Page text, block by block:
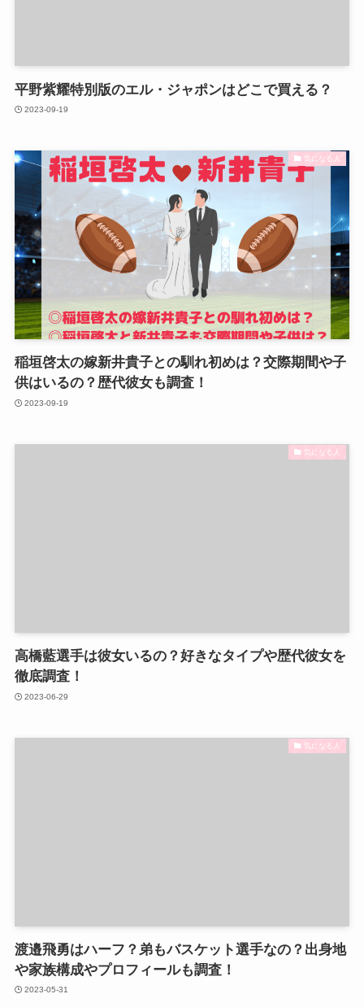
平野紫耀特別版のエル・ジャポンはどこで買える？
2023-09-19
気になる人
稲垣啓太の嫁新井貴子との馴れ初めは？交際期間や子
供はいるの？歴代彼女も調査！
2023-09-19
気になる人
高橋藍選手は彼女いるの？好きなタイプや歴代彼女を
徹底調査！
2023-06-29
気になる人
渡邉飛勇はハーフ？弟もバスケット選手なの？出身地
や家族構成やプロフィールも調査！
2023-05-31